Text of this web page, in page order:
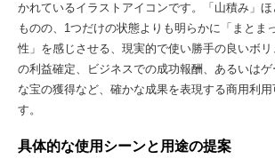
かれているイラストアイコンです。「山積み」
ものの、1つだけの状態よりも明らかに「まとま
性」を感じさせる、現実的で使い勝手の良いボ
の利益確定、ビジネスでの成功報酬、あるいは
な宝の獲得など、確かな成果を表現する商用利
す。
具体的な使用シーンと用途の提案